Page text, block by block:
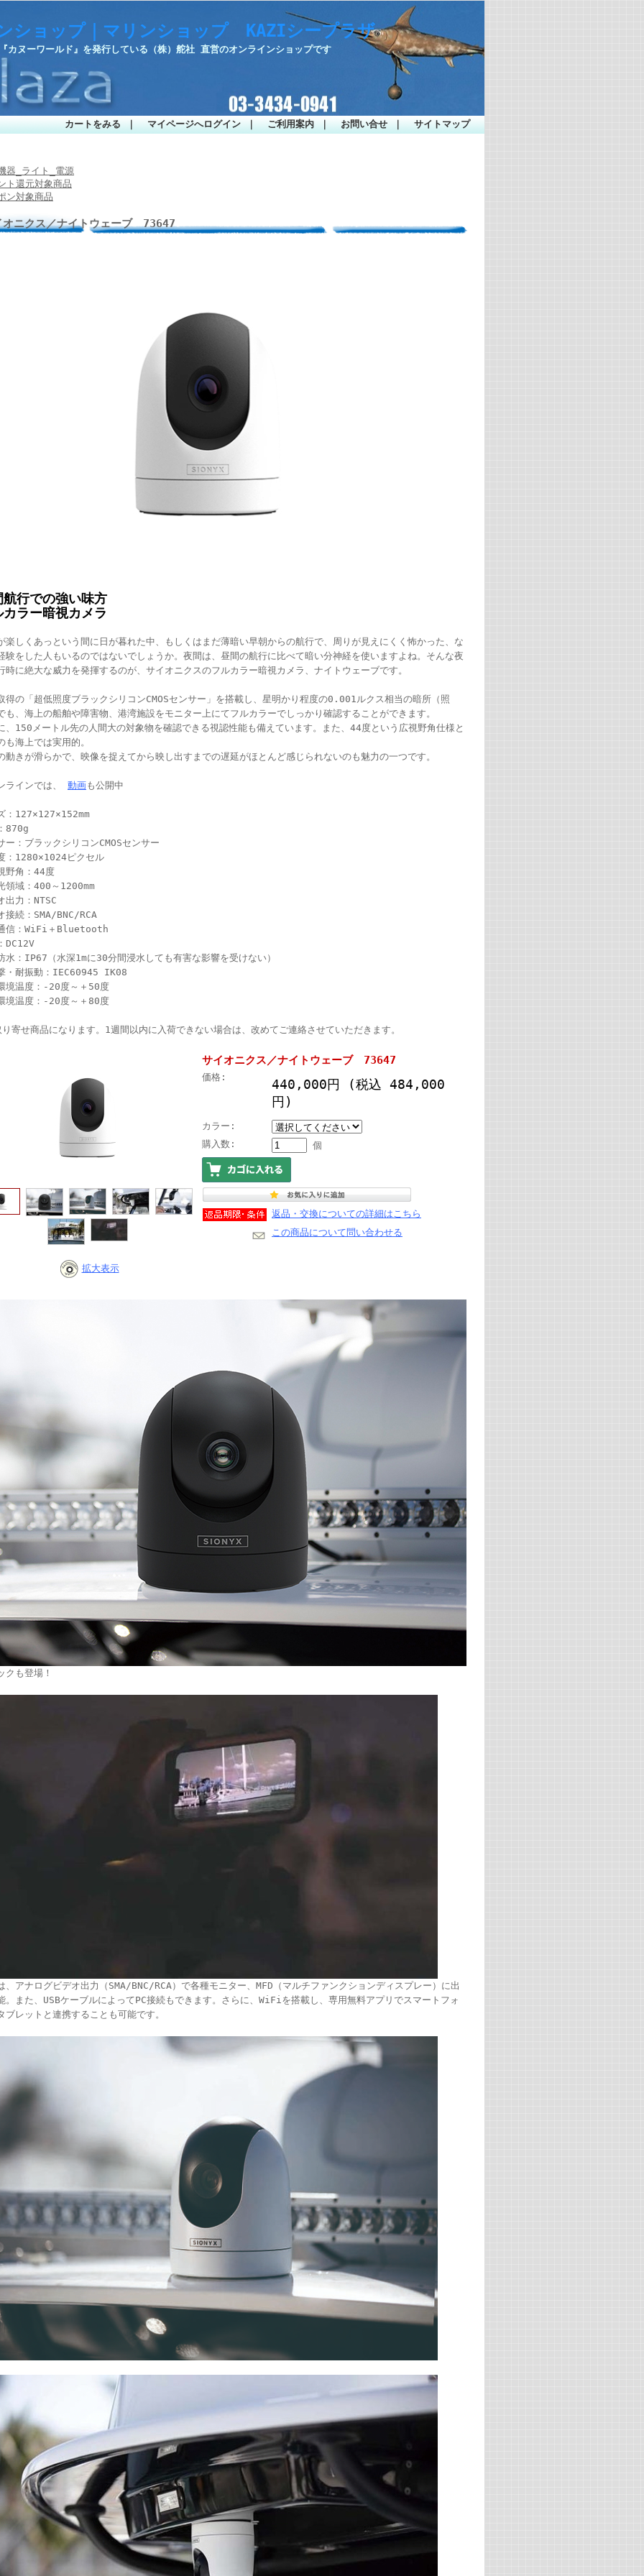
ショップ｜マリンショップ KAZIシープラザ
カヌーワールド』を発行している（株）舵社 直営のオンラインショップです
カートをみる マイページへログイン ご利用案内 お問い合せ サイトマップ
器_ライト_電源
ト還元対象商品
ン対象商品
オニクス／ナイトウェーブ 73647
航行での強い味方
カラー暗視カメラ
楽しくあっという間に日が暮れた中、もしくはまだ薄暗い早朝からの航行で、周りが見えにくく怖かった、な
験をした人もいるのではないでしょうか。夜間は、昼間の航行に比べて暗い分神経を使いますよね。そんな夜
時に絶大な威力を発揮するのが、サイオニクスのフルカラー暗視カメラ、ナイトウェーブです。
得の「超低照度ブラックシリコンCMOSセンサー」を搭載し、星明かり程度の0.001ルクス相当の暗所（照
も、海上の船舶や障害物、港湾施設をモニター上にてフルカラーでしっかり確認することができます。
、150メートル先の人間大の対象物を確認できる視認性能も備えています。また、44度という広視野角仕様と
も海上では実用的。
動きが滑らかで、映像を捉えてから映し出すまでの遅延がほとんど感じられないのも魅力の一つです。
ラインでは、 動画も公開中
：127×127×152mm
870g
ー：ブラックシリコンCMOSセンサー
：1280×1024ピクセル
野角：44度
領域：400～1200mm
出力：NTSC
接続：SMA/BNC/RCA
信：WiFi＋Bluetooth
DC12V
水：IP67（水深1mに30分間浸水しても有害な影響を受けない）
・耐振動：IEC60945 IK08
境温度：‐20度～＋50度
境温度：‐20度～＋80度
寄せ商品になります。1週間以内に入荷できない場合は、改めてご連絡させていただきます。
拡大表示
サイオニクス／ナイトウェーブ 73647
価格: 440,000円 (税込 484,000
円)
カラー:
購入数:
個
返品・交換についての詳細はこちら
この商品について問い合わせる
クも登場！
、アナログビデオ出力（SMA/BNC/RCA）で各種モニター、MFD（マルチファンクションディスプレー）に出
。また、USBケーブルによってPC接続もできます。さらに、WiFiを搭載し、専用無料アプリでスマートフォ
ブレットと連携することも可能です。